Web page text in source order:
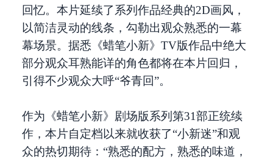
回忆。本片延续了系列作品经典的2D画风，
以简洁灵动的线条，勾勒出观众熟悉的一幕
幕场景。据悉《蜡笔小新》TV版作品中绝大
部分观众耳熟能详的角色都将在本片回归，
引得不少观众大呼“爷青回”。
作为《蜡笔小新》剧场版系列第31部正统续
作，本片自定档以来就收获了“小新迷”和观
众的热切期待：“熟悉的配方，熟悉的味道，